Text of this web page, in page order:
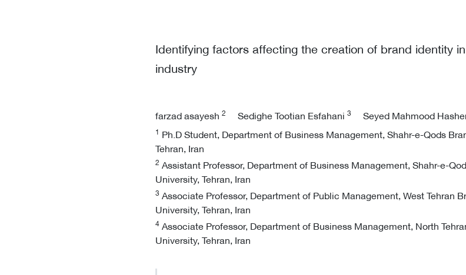
Identifying factors affecting the creation of brand identity
industry
farzad asayesh 2 Sedighe Tootian Esfahani 3 Seyed Mahmood
1 Ph.D Student, Department of Business Management, Shahr-e-Qods
Tehran, Iran
2 Assistant Professor, Department of Business Management, Shahr-e-
University, Tehran, Iran
3 Associate Professor, Department of Public Management, West Tehran
University, Tehran, Iran
4Associate Professor, Department of Business Management, North
University, Tehran, Iran